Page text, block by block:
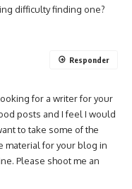
difficulty finding one?
for a writer for your
posts and I feel I would
to take some of the
material for your blog in
Please shoot me an
Responder